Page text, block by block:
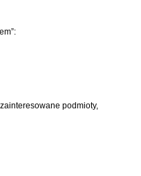
podmioty,